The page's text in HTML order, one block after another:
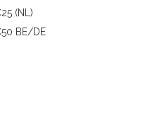
(NL)
BE/DE